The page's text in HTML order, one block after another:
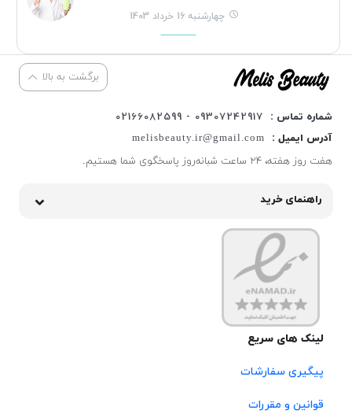
چهارشنبه 16 خرداد 1403
برگشت به بالا
شماره تماس :
09307242917 - 02166082599
آدرس ایمیل :
melisbeauty.ir@gmail.com
هفت روز هفته، ۲۴ ساعت شبانه‌روز پاسخگوی شما هستیم.
راهنمای خرید
لینک های سریع
پیگیری سفارشات
قوانین و مقررات